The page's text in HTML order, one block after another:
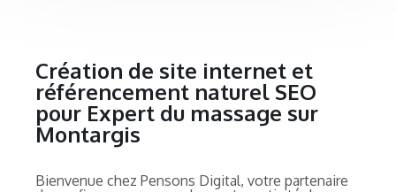
Création de site internet et
référencement naturel SEO
pour Expert du massage sur
Montargis
Bienvenue chez Pensons Digital, votre partenaire